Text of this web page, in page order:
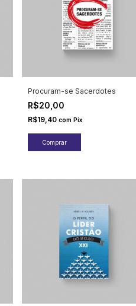
Procuram-se Sacerdotes
R$20,00
R$19,40 com Pix